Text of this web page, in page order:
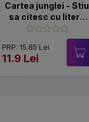
Cartea junglei - Stiu
sa citesc cu litere
mari de tipar!
PRP: 15.85 Lei
11.9 Lei